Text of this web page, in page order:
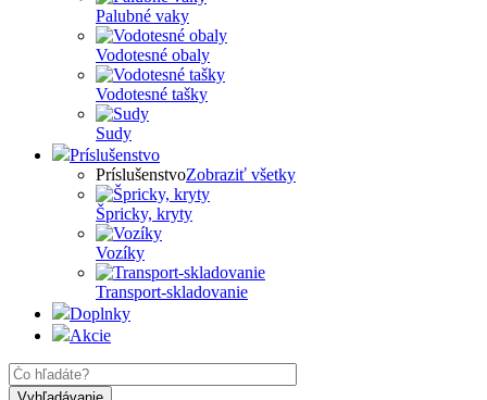
Palubné vaky
Vodotesné obaly
Vodotesné tašky
Sudy
Príslušenstvo
PríslušenstvoZobraziť všetky
Špricky, kryty
Vozíky
Transport-skladovanie
Doplnky
Akcie